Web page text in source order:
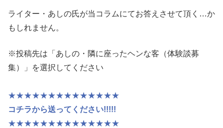
ライター・あしの氏が当コラムにてお答えさせて頂く…か
もしれません。
※投稿先は「あしの・隣に座ったヘンな客（体験談募
集）」を選択してください
★★★★★★★★★★★★★★
コチラから送ってください!!!!!
★★★★★★★★★★★★★★